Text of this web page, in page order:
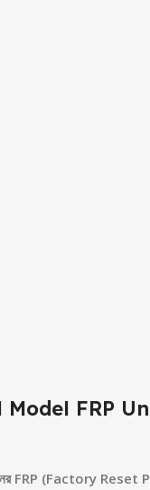
Model FRP
FRP (Factory